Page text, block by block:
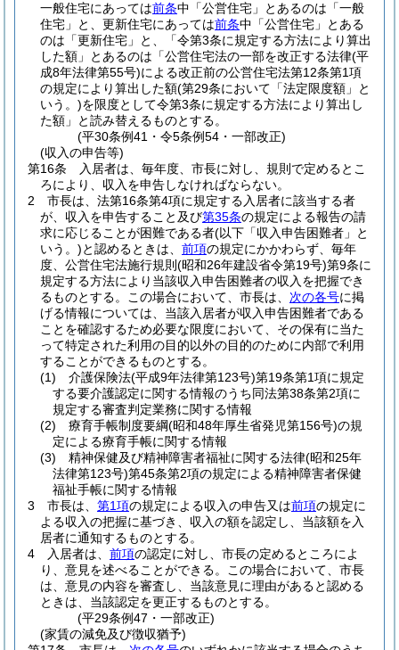
一般住宅にあっては前条中「公営住宅」とあるのは「一般
住宅」と、更新住宅にあっては前条中「公営住宅」とある
のは「更新住宅」と、「令第3条に規定する方法により算出
した額」とあるのは「公営住宅法の一部を改正する法律(平
成8年法律第55号)による改正前の公営住宅法第12条第1項
の規定により算出した額(第29条において「法定限度額」と
いう。)を限度として令第3条に規定する方法により算出し
た額」と読み替えるものとする。
(平30条例41・令5条例54・一部改正)
(収入の申告等)
第16条
入居者は、毎年度、市長に対し、規則で定めるとこ
ろにより、収入を申告しなければならない。
2
市長は、法第16条第4項に規定する入居者に該当する者
が、収入を申告すること及び第35条の規定による報告の請
求に応じることが困難である者(以下「収入申告困難者」と
いう。)と認めるときは、 前項の規定にかかわらず、毎年
度、公営住宅法施行規則 (昭和26年建設省令第19号)第9条に
規定する方法により当該収入申告困難者の収入を把握でき
るものとする。
この場合において、市長は、 次の各号に掲
げる情報については、当該入居者が収入申告困難者である
ことを確認するため必要な限度において、その保有に当た
って特定された利用の目的以外の目的のために内部で利用
することができるものとする。
(1)
介護保険法(平成9年法律第123号)第19条第1項に規定
する要介護認定に関する情報のうち同法第38条第2項に
規定する審査判定業務に関する情報
(2)
療育手帳制度要綱(昭和48年厚生省発児第156号)の規
定による療育手帳に関する情報
(3)
精神保健及び精神障害者福祉に関する法律(昭和25年
法律第123号)第45条第2項の規定による精神障害者保健
福祉手帳に関する情報
3
市長は、 第1項の規定による収入の申告又は前項の規定に
よる収入の把握に基づき、収入の額を認定し、当該額を入
居者に通知するものとする。
4
入居者は、 前項の認定に対し、市長の定めるところによ
り、意見を述べることができる。
この場合において、市長
は、意見の内容を審査し、当該意見に理由があると認める
ときは、当該認定を更正するものとする。
(平29条例47・一部改正)
(家賃の減免及び徴収猶予)